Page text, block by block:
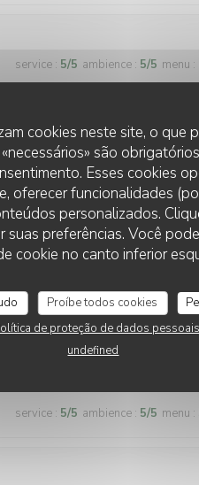
cookies neste site, o que
são
Esses cookies
oferecer funcionalidades
personalizados.
suas preferências. Você
cookie no canto inferior
Proíbe todos cookies
de proteção de dados pessoais
undefined
service : 5/5 ambience : 5/5 menu :
terrasse agréable en ces
et généreux, accompagné
un lieu de rendez vous pour
et efficacité du service...un
service : 5/5 ambience : 5/5 menu :
LE PETIT VILLIERS